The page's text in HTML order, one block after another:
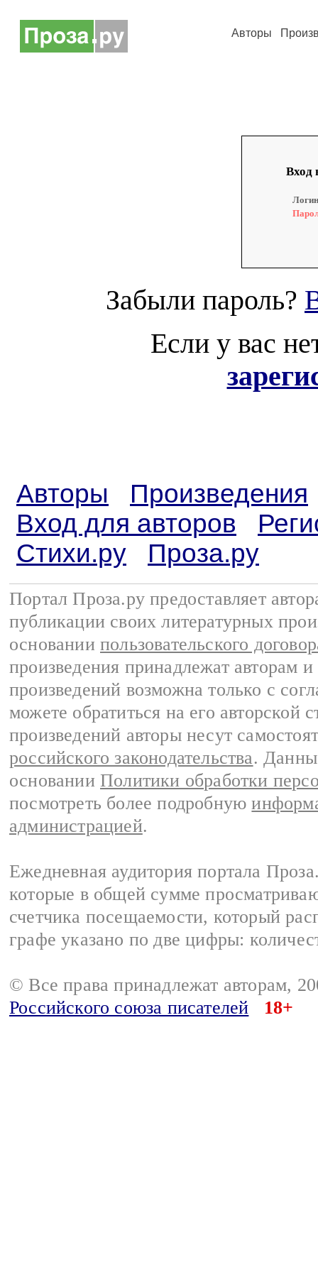
Авторы
Вход
Забыли пароль?
Если у вас
Авторы
Произведения
Вход для авторов
Стихи.ру
Проза.ру
Портал Проза.ру предоставляет
публикации своих литературных
основании пользовательского
произведения принадлежат авторам
произведений возможна только с
можете обратиться на его авторской
произведений авторы несут
российского законодательства.
основании Политики обработки
посмотреть более подробную
администрацией.
Ежедневная аудитория портала
которые в общей сумме
счетчика посещаемости, который
графе указано по две цифры:
© Все права принадлежат авторам,
Российского союза писателей
18+